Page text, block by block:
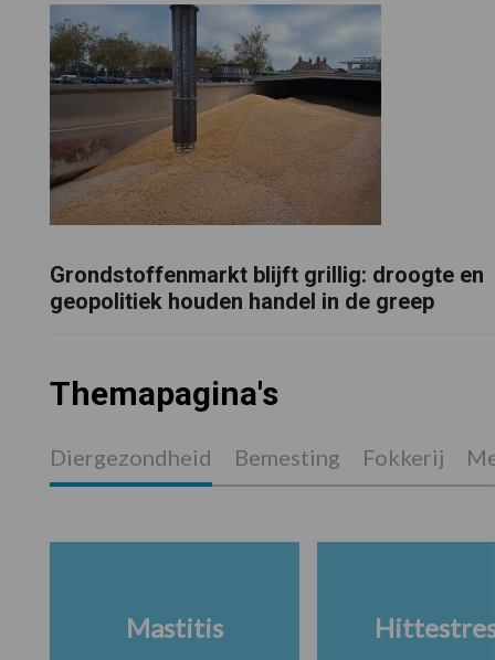
Grondstoffenmarkt blijft grillig: droogte en
geopolitiek houden handel in de greep
Themapagina's
Diergezondheid Bemesting Fokkerij
Mastitis